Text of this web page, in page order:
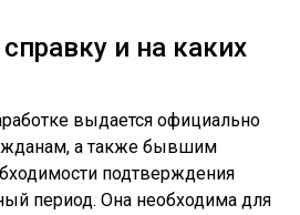
и на каких
выдается официально
а также бывшим
подтверждения
период. Она необходима для